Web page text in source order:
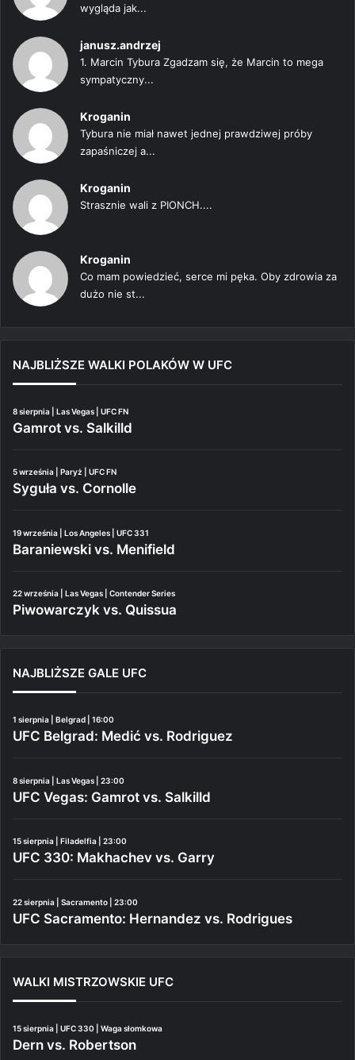
wygląda jak...
janusz.andrzej
1. Marcin Tybura Zgadzam się, że Marcin to mega
sympatyczny...
Kroganin
Tybura nie miał nawet jednej prawdziwej próby
zapaśniczej a...
Kroganin
Strasznie wali z PIONCH....
Kroganin
Co mam powiedzieć, serce mi pęka. Oby zdrowia za
dużo nie st...
NAJBLIŻSZE WALKI POLAKÓW W UFC
8 sierpnia | Las Vegas | UFC FN
Gamrot vs. Salkilld
5 września | Paryż | UFC FN
Syguła vs. Cornolle
19 września | Los Angeles | UFC 331
Baraniewski vs. Menifield
22 września | Las Vegas | Contender Series
Piwowarczyk vs. Quissua
NAJBLIŻSZE GALE UFC
1 sierpnia | Belgrad | 16:00
UFC Belgrad: Medić vs. Rodriguez
8 sierpnia | Las Vegas | 23:00
UFC Vegas: Gamrot vs. Salkilld
15 sierpnia | Filadelfia | 23:00
UFC 330: Makhachev vs. Garry
22 sierpnia | Sacramento | 23:00
UFC Sacramento: Hernandez vs. Rodrigues
WALKI MISTRZOWSKIE UFC
15 sierpnia | UFC 330 | Waga słomkowa
Dern vs. Robertson